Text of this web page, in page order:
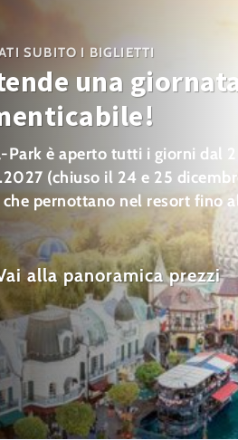
SUBITO I BIGLIETTI
una
Park è aperto tutti i giorni dal
(chiuso il 24 e 25
pernottano nel resort fino
alla panoramica prezzi